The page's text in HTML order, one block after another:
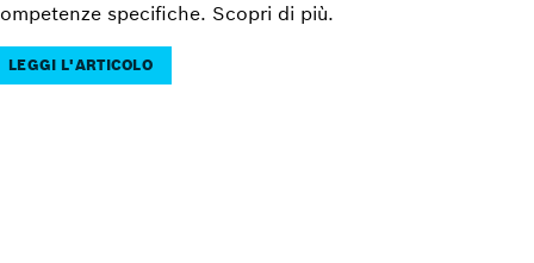
specifiche. Scopri di più.
LEGGI L'ARTICOLO